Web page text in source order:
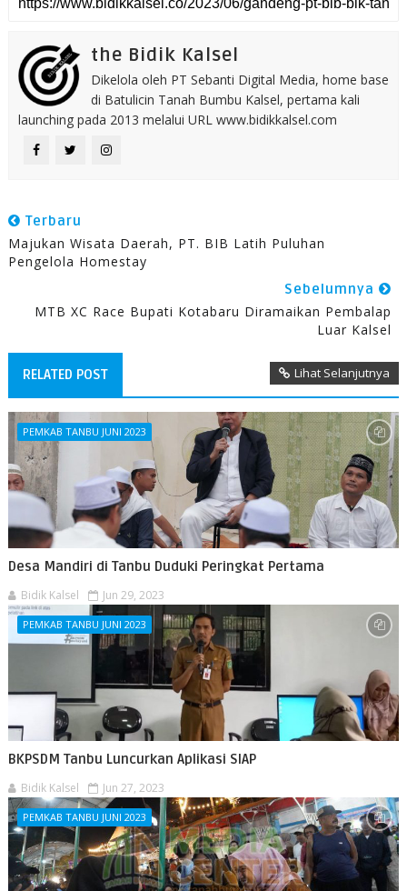
the Bidik Kalsel
Dikelola oleh PT Sebanti Digital Media, home base
di Batulicin Tanah Bumbu Kalsel, pertama kali
launching pada 2013 melalui URL www.bidikkalsel.com
Terbaru
Majukan Wisata Daerah, PT. BIB Latih Puluhan
Pengelola Homestay
Sebelumnya
MTB XC Race Bupati Kotabaru Diramaikan Pembalap
Luar Kalsel
RELATED POST Lihat Selanjutnya
PEMKAB TANBU JUNI 2023
Desa Mandiri di Tanbu Duduki Peringkat Pertama
Bidik Kalsel Jun 29, 2023
PEMKAB TANBU JUNI 2023
BKPSDM Tanbu Luncurkan Aplikasi SIAP
Bidik Kalsel Jun 27, 2023
PEMKAB TANBU JUNI 2023